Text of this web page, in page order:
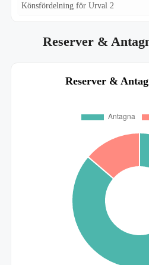
Könsfördelning för Urval 2
Reserver &
Reserver &